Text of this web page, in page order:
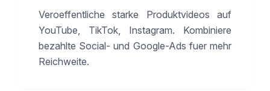
Veroeffentliche starke Produktvideos auf
YouTube, TikTok, Instagram. Kombiniere
bezahlte Social- und Google-Ads fuer mehr
Reichweite.